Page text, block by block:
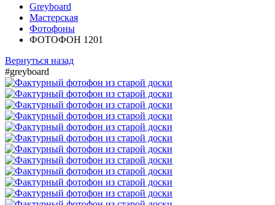
Greyboard
Мастерская
Фотофоны
ФОТОФОН 1201
Вернуться назад
#greyboard